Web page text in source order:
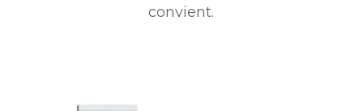
convient.